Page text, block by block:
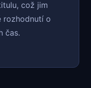
což jim
rozhodnutí o
čas.